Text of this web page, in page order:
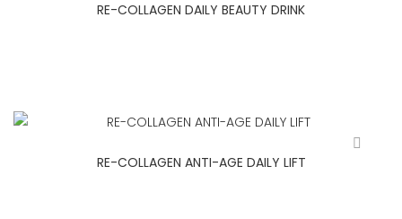
RE-COLLAGEN DAILY BEAUTY DRINK
RE-COLLAGEN ANTI-AGE DAILY LIFT